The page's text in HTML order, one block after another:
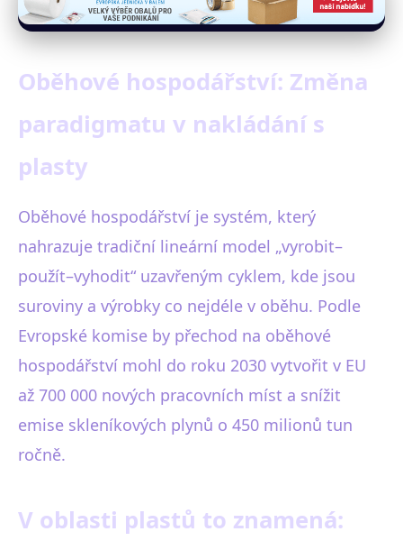
Oběhové hospodářství: Změna
paradigmatu v nakládání s
plasty
Oběhové hospodářství je systém, který
nahrazuje tradiční lineární model „vyrobit–
použít–vyhodit“ uzavřeným cyklem, kde jsou
suroviny a výrobky co nejdéle v oběhu. Podle
Evropské komise by přechod na oběhové
hospodářství mohl do roku 2030 vytvořit v EU
až 700 000 nových pracovních míst a snížit
emise skleníkových plynů o 450 milionů tun
ročně.
V oblasti plastů to znamená: